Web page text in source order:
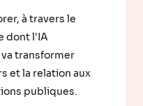
à travers le
dont l'IA
transformer
et la relation aux
publiques.